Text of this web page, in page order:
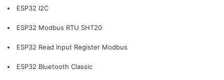
ESP32 I2C
ESP32 Modbus RTU SHT20
ESP32 Read Input Register Modbus
ESP32 Bluetooth Classic